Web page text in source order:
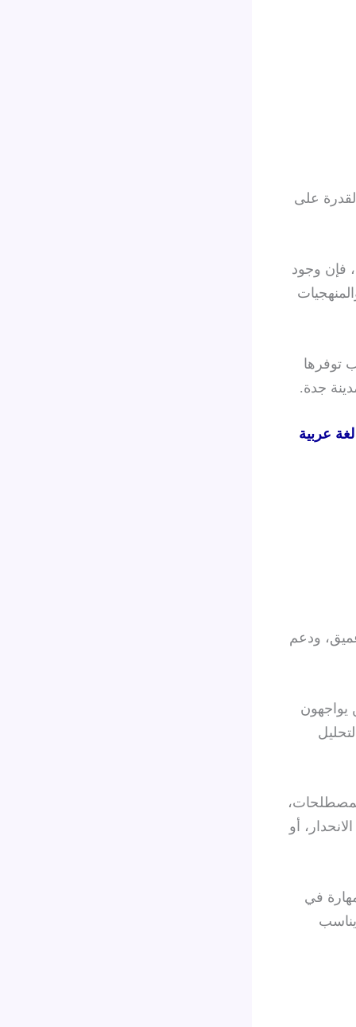
على
فإن وجود
توفرها
جدة.
عربية
ودعم
يواجهون
أو
في